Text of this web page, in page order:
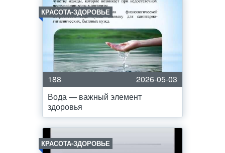
КРАСОТА-ЗДОРОВЬЕ
188
2026-05-03
Вода — важный элемент
здоровья
КРАСОТА-ЗДОРОВЬЕ